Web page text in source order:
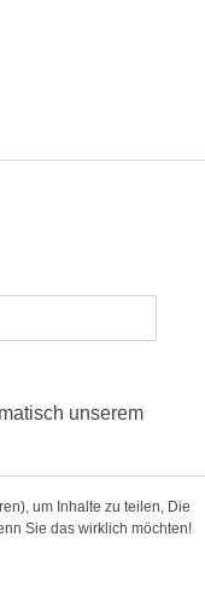
unserem
um Inhalte zu teilen, Die
Sie das wirklich möchten!